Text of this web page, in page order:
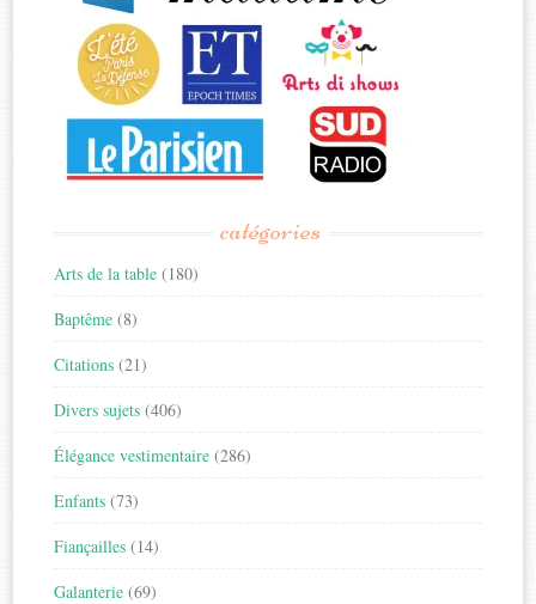
catégories
Arts de la table (180)
Baptême (8)
Citations (21)
Divers sujets (406)
Élégance vestimentaire (286)
Enfants (73)
Fiançailles (14)
Galanterie (69)